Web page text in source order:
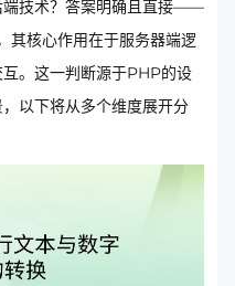
端技术？答案明确且直接——
其核心作用在于服务器端逻
。这一判断源于PHP的设
以下将从多个维度展开分